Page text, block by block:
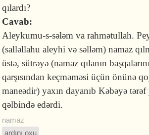
qılardı?
Cavab:
Aleykumu-s-sələm va rahmətullah.
(salləllahu aleyhi və səlləm) namaz
üstə, sütrəyə (namaz qılanın
qarşısından keçməməsi üçün önünə
maneədir) yaxın dayanıb Kəbəyə
qəlbində edərdi.
namaz
ardını oxu